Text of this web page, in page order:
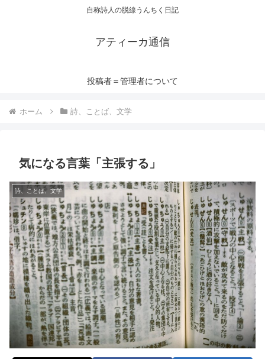
自称詩人の脱線うんちく日記
アティーカ通信
投稿者＝管理者について
ホーム 詩、ことば、文学
気になる言葉「主張する」
詩、ことば、文学